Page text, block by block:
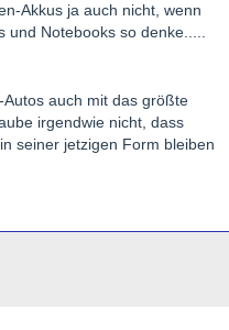
Akkus ja auch nicht, wenn
und Notebooks so denke.....
auch mit das größte
irgendwie nicht, dass
seiner jetzigen Form bleiben